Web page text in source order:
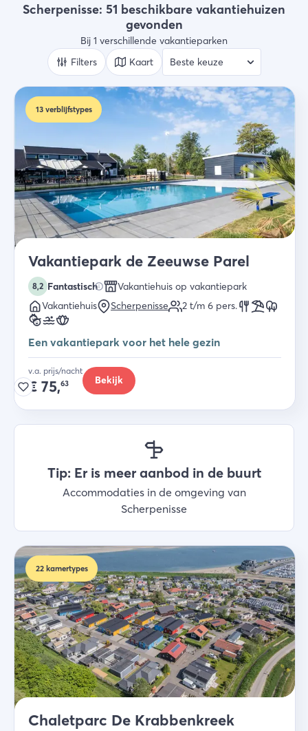
Vakantieparken
Wie
2 gasten
Zoek
Scherpenisse: 51 beschikbare vakantiehuizen
gevonden
Bij 1 verschillende vakantieparken
Filters
Kaart
13 verblijfstypes
Vakantiepark de Zeeuwse Parel
8,2 Fantastisch
Vakantiehuis op vakantiepark
Vakantiehuis
Scherpenisse 2 t/m 6 pers.
Een vakantiepark voor het hele gezin
v.a. prijs/nacht
€ 75,63 Bekijk
Tip: Er is meer aanbod in de buurt
Accommodaties in de omgeving van
Scherpenisse
22 kamertypes
Chaletparc De Krabbenkreek